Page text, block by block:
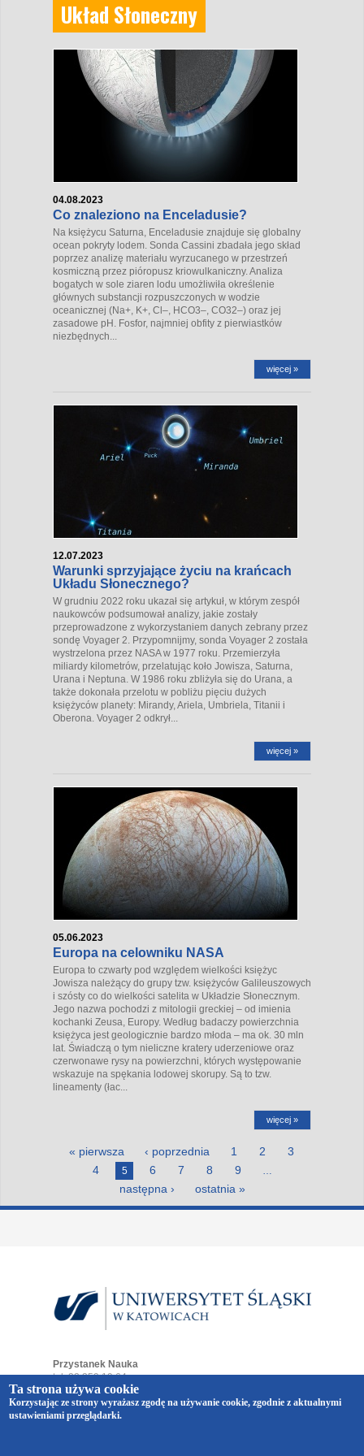
Układ Słoneczny
04.08.2023
Co znaleziono na Enceladusie?
Na księżycu Saturna, Enceladusie znajduje się globalny
ocean pokryty lodem. Sonda Cassini zbadała jego skład
poprzez analizę materiału wyrzucanego w przestrzeń
kosmiczną przez pióropusz kriowulkaniczny. Analiza
bogatych w sole ziaren lodu umożliwiła określenie
głównych substancji rozpuszczonych w wodzie
oceanicznej (Na+ , K+ , Cl– , HCO3– , CO32–) oraz jej
zasadowe pH. Fosfor, najmniej obfity z pierwiastków
niezbędnych...
więcej »
12.07.2023
Warunki sprzyjające życiu na krańcach
Układu Słonecznego?
W grudniu 2022 roku ukazał się artykuł, w którym zespół
naukowców podsumował analizy, jakie zostały
przeprowadzone z wykorzystaniem danych zebrany przez
sondę Voyager 2. Przypomnijmy, sonda Voyager 2 została
wystrzelona przez NASA w 1977 roku. Przemierzyła
miliardy kilometrów, przelatując koło Jowisza, Saturna,
Urana i Neptuna. W 1986 roku zbliżyła się do Urana, a
także dokonała przelotu w pobliżu pięciu dużych
księżyców planety: Mirandy, Ariela, Umbriela, Titanii i
Oberona. Voyager 2 odkrył...
więcej »
05.06.2023
Europa na celowniku NASA
Europa to czwarty pod względem wielkości księżyc
Jowisza należący do grupy tzw. księżyców Galileuszowych
i szósty co do wielkości satelita w Układzie Słonecznym.
Jego nazwa pochodzi z mitologii greckiej – od imienia
kochanki Zeusa, Europy. Według badaczy powierzchnia
księżyca jest geologicznie bardzo młoda – ma ok. 30 mln
lat. Świadczą o tym nieliczne kratery uderzeniowe oraz
czerwonawe rysy na powierzchni, których występowanie
wskazuje na spękania lodowej skorupy. Są to tzw.
lineamenty (łac...
więcej »
« pierwsza ‹ poprzednia 1 2
3
4
5 6 7 8 9
następna › ostatnia »
Przystanek Nauka
tel. 32 359 19 64
e-mail:przystaneknauka@us.edu.pl
ul. Bankowa 12
40-007 Katowice
Ta strona używa cookie
Korzystając ze strony wyrażasz zgodę na używanie cookie, zgodnie z aktualnymi
ustawieniami przeglądarki.